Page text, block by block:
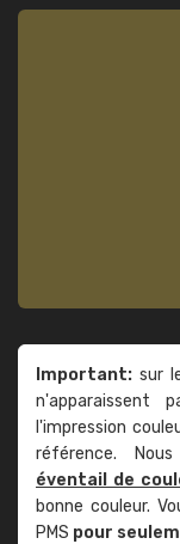
Important: sur
n'apparaissent
l'impression
référence.
éventail de
bonne couleur.
PMS pour